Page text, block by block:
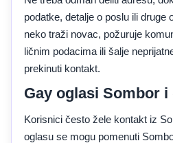
podatke, detalje o poslu ili druge
neko traži novac, požuruje
ličnim podacima ili šalje
prekinuti kontakt.
Gay oglasi Sombor i
Korisnici često žele kontakt iz
oglasu se mogu pomenuti